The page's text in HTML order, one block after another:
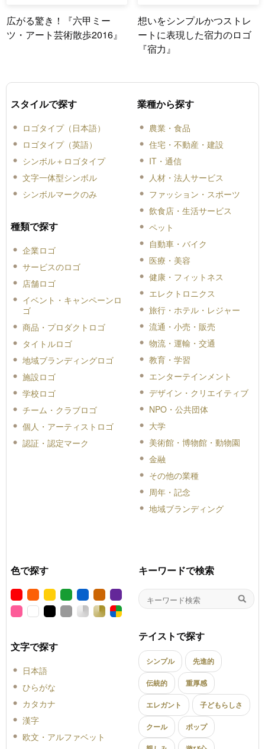
広がる驚き！『六甲ミー
ツ・アート芸術散歩2016』
想いをシンプルかつストレ
ートに表現した宿力のロゴ
『宿力』
スタイルで探す
ロゴタイプ（日本語）
ロゴタイプ（英語）
シンボル＋ロゴタイプ
文字一体型シンボル
シンボルマークのみ
種類で探す
企業ロゴ
サービスのロゴ
店舗ロゴ
イベント・キャンペーンロ
ゴ
商品・プロダクトロゴ
タイトルロゴ
地域ブランディングロゴ
施設ロゴ
学校ロゴ
チーム・クラブロゴ
個人・アーティストロゴ
認証・認定マーク
業種から探す
農業・食品
住宅・不動産・建設
IT・通信
人材・法人サービス
ファッション・スポーツ
飲食店・生活サービス
ペット
自動車・バイク
医療・美容
健康・フィットネス
エレクトロニクス
旅行・ホテル・レジャー
流通・小売・販売
物流・運輸・交通
教育・学習
エンターテインメント
デザイン・クリエイティブ
NPO・公共団体
大学
美術館・博物館・動物園
金融
その他の業種
周年・記念
地域ブランディング
色で探す
文字で探す
日本語
ひらがな
カタカナ
漢字
欧文・アルファベット
キーワードで検索
テイストで探す
シンプル 先進的
伝統的 重厚感
エレガント 子どもらしさ
クール ポップ